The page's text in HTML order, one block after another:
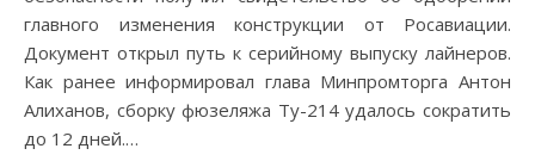
главного изменения конструкции от Росавиации.
Документ открыл путь к серийному выпуску лайнеров.
Как ранее информировал глава Минпромторга Антон
Алиханов, сборку фюзеляжа Ту-214 удалось сократить
до 12 дней.…